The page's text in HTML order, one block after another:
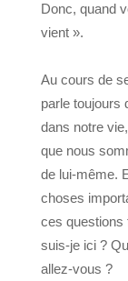
Donc, quand
vient ».
Au cours de
parle toujours
dans notre
que nous
de lui-même.
choses
ces questions
suis-je ici ?
allez-vous ?